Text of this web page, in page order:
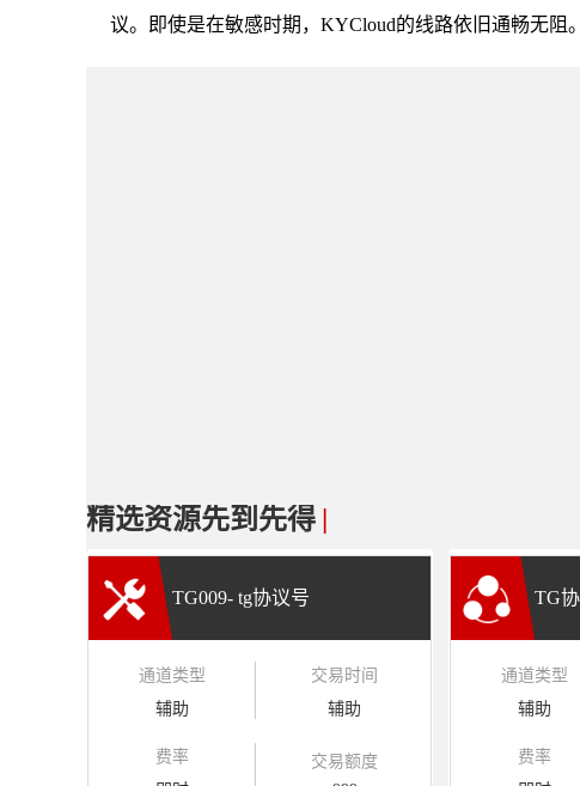
议。即使是在敏感时期，KYCloud的线路依旧通畅无阻。
精选资源先到先得 |
TG009- tg协议号
通道类型
辅助
交易时间
辅助
费率
交易额度
TG
通道类型
辅助
费率